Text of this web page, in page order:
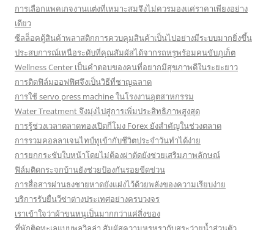
การเลือกแพคเกจงานแต่งที่เหมาะสมจึงไม่ควรมองแค่ราคาเพียงอย่าง
เดียว
ซีลล็อคตู้สินค้าพลาสติกการควบคุมสินค้าเป็นไปอย่างมีระบบมากยิ่งขึ้น
ประสบการณ์เหนือระดับที่คุณสัมผัสได้จากรถหรูพร้อมคนขับภูเก็ต
Wellness Center เป็นคำตอบของคนที่อยากมีสุขภาพดีในระยะยาว
การติดฟิล์มออฟฟิศจึงเป็นวิธีที่ชาญฉลาด
การใช้ servo press machine ในโรงงานอุตสาหกรรม
Water Treatment จึงมุ่งไปสู่การเพิ่มประสิทธิภาพสูงสุด
การรู้ช่วงเวลาตลาดทองเปิดกี่โมง Forex ยังสำคัญในช่วงตลาด
การรวมคอลลาเจนไทป์ทูเข้ากับชีวิตประจำวันทำได้ง่าย
การยกกระชับใบหน้าโดยไม่ต้องผ่าตัดยังช่วยเสริมภาพลักษณ์
ฟิล์มติดกระจกบ้านยังช่วยป้องกันรอยขีดข่วน
การสื่อสารผ่านธงชายหาดยังแฝงไว้ด้วยพลังของความเรียบง่าย
บริการรับยื่นวีซ่าต่างประเทศอย่างครบวงจร
เราเข้าใจว่าผ้าขนหนูเป็นมากกว่าแค่สิ่งของ